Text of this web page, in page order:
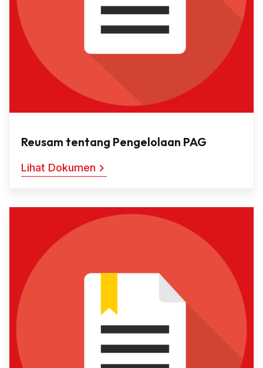
Reusam tentang Pengelolaan PAG
Lihat Dokumen